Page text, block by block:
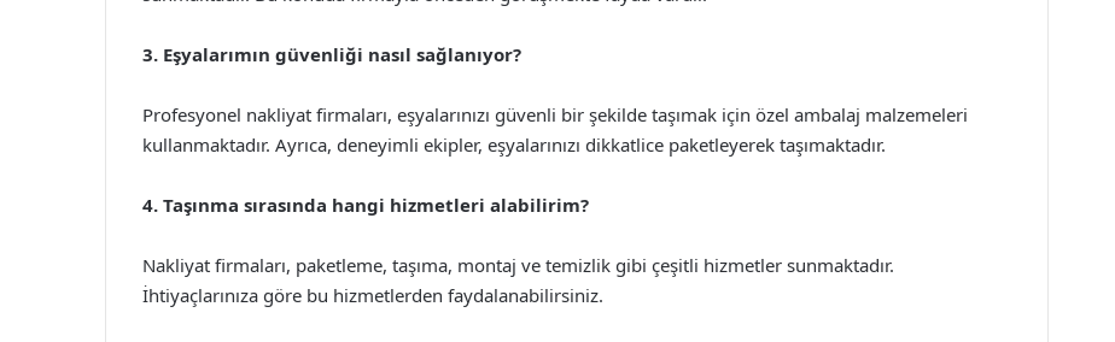
3. Eşyalarımın güvenliği nasıl sağlanıyor?
Profesyonel nakliyat firmaları, eşyalarınızı güvenli bir şekilde taşımak için özel ambalaj malzemeleri
kullanmaktadır. Ayrıca, deneyimli ekipler, eşyalarınızı dikkatlice paketleyerek taşımaktadır.
4. Taşınma sırasında hangi hizmetleri alabilirim?
Nakliyat firmaları, paketleme, taşıma, montaj ve temizlik gibi çeşitli hizmetler sunmaktadır.
İhtiyaçlarınıza göre bu hizmetlerden faydalanabilirsiniz.